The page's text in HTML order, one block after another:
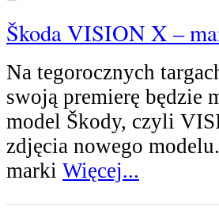
Škoda VISION X –
Na tegorocznych
swoją premierę będzie
model Škody, czyli
zdjęcia nowego
marki Więcej...